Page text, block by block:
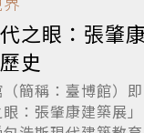
之眼：張肇
史
簡稱：臺博館）
：張肇康建築展